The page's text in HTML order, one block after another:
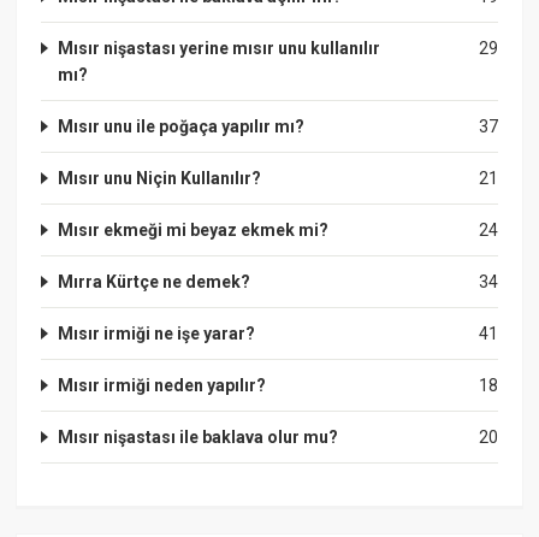
29
Mısır nişastası yerine mısır unu kullanılır
mı?
37
Mısır unu ile poğaça yapılır mı?
21
Mısır unu Niçin Kullanılır?
24
Mısır ekmeği mi beyaz ekmek mi?
34
Mırra Kürtçe ne demek?
41
Mısır irmiği ne işe yarar?
18
Mısır irmiği neden yapılır?
20
Mısır nişastası ile baklava olur mu?